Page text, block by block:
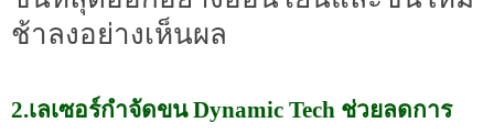
ช้าลงอย่างเห็นผล
2.เลเซอร์กำจัดขน Dynamic Tech ช่วยลดการ